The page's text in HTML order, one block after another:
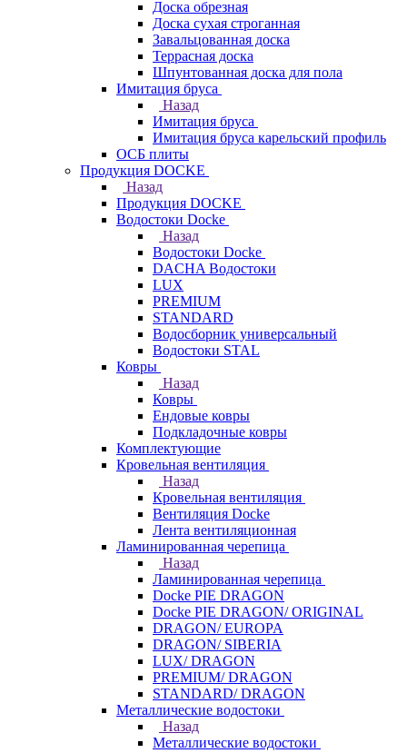
Доска обрезная
Доска сухая строганная
Завальцованная доска
Террасная доска
Шпунтованная доска для пола
Имитация бруса
Назад
Имитация бруса
Имитация бруса карельский профиль
ОСБ плиты
Продукция DOCKE
Назад
Продукция DOCKE
Водостоки Docke
Назад
Водостоки Docke
DACHA Водостоки
LUX
PREMIUM
STANDARD
Водосборник универсальный
Водостоки STAL
Ковры
Назад
Ковры
Ендовые ковры
Подкладочные ковры
Комплектующие
Кровельная вентиляция
Назад
Кровельная вентиляция
Вентиляция Docke
Лента вентиляционная
Ламинированная черепица
Назад
Ламинированная черепица
Docke PIE DRAGON
Docke PIE DRAGON/ ORIGINAL
DRAGON/ EUROPA
DRAGON/ SIBERIA
LUX/ DRAGON
PREMIUM/ DRAGON
STANDARD/ DRAGON
Металлические водостоки
Назад
Металлические водостоки